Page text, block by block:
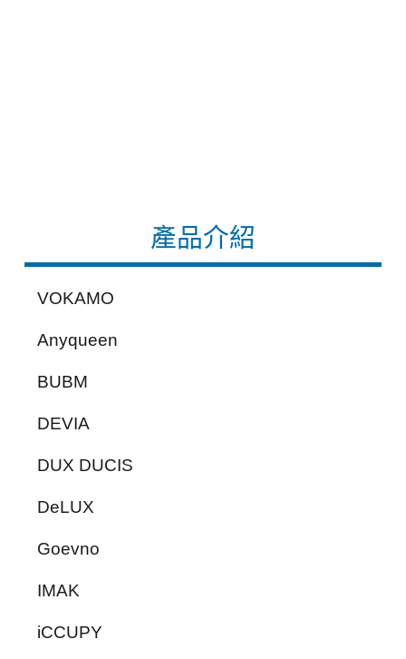
產品介紹
VOKAMO
Anyqueen
BUBM
DEVIA
DUX DUCIS
DeLUX
Goevno
IMAK
iCCUPY